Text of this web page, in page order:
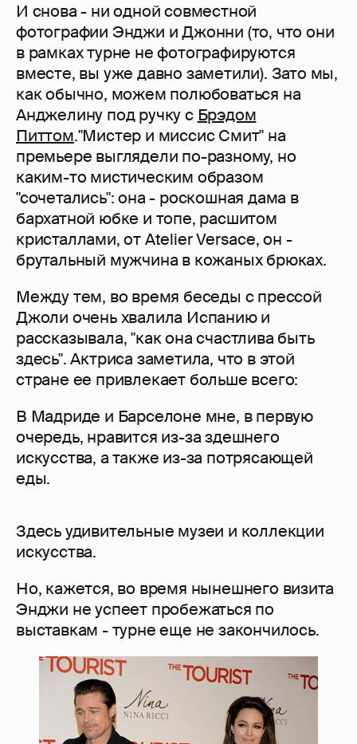
И снова - ни одной совместной
фотографии Энджи и Джонни (то, что они
в рамках турне не фотографируются
вместе, вы уже давно заметили). Зато мы,
как обычно, можем полюбоваться на
Анджелину под ручку с Брэдом
Питтом."Мистер и миссис Смит" на
премьере выглядели по-разному, но
каким-то мистическим образом
"сочетались": она - роскошная дама в
бархатной юбке и топе, расшитом
кристаллами, от Atelier Versace, он -
брутальный мужчина в кожаных брюках.
Между тем, во время беседы с прессой
Джоли очень хвалила Испанию и
рассказывала, "как она счастлива быть
здесь". Актриса заметила, что в этой
стране ее привлекает больше всего:
В Мадриде и Барселоне мне, в первую
очередь, нравится из-за здешнего
искусства, а также из-за потрясающей
еды.
Здесь удивительные музеи и коллекции
искусства.
Но, кажется, во время нынешнего визита
Энджи не успеет пробежаться по
выставкам - турне еще не закончилось.